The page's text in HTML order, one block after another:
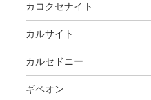
カコクセナイト
カルサイト
カルセドニー
ギベオン